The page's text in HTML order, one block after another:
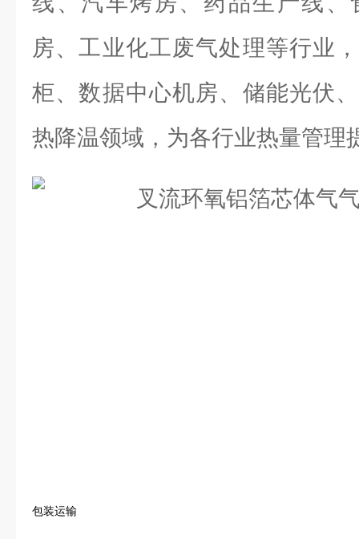
房、工业化工废气处理等行业
柜、数据中心机房、储能光伏
热降温领域，为各行业热量管理
包装运输